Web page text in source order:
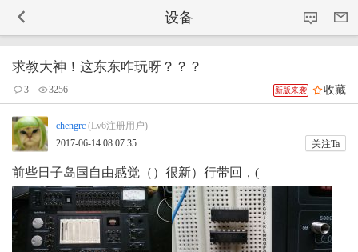
设备
求教大神！这东东咋玩呀？？？
3 3256 新版来袭 收藏
chengrc (Lv6注册用户)
2017-06-14 08:07:35
关注Ta
前些日子岛国自由感觉（）很新）行带回，(